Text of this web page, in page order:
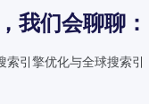
我们会聊聊：
引擎优化与全球搜索引